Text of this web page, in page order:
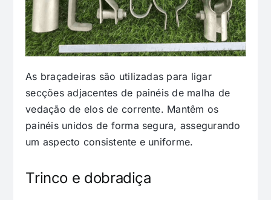
As braçadeiras são utilizadas para ligar
secções adjacentes de painéis de malha de
vedação de elos de corrente. Mantêm os
painéis unidos de forma segura, assegurando
um aspecto consistente e uniforme.
Trinco e dobradiça